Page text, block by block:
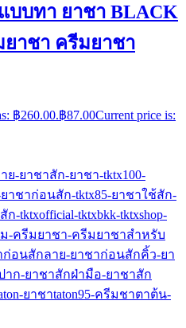
บบทา ยาชา BLACK
าชา ครีมยาชา
฿260.00.฿87.00Current price is: